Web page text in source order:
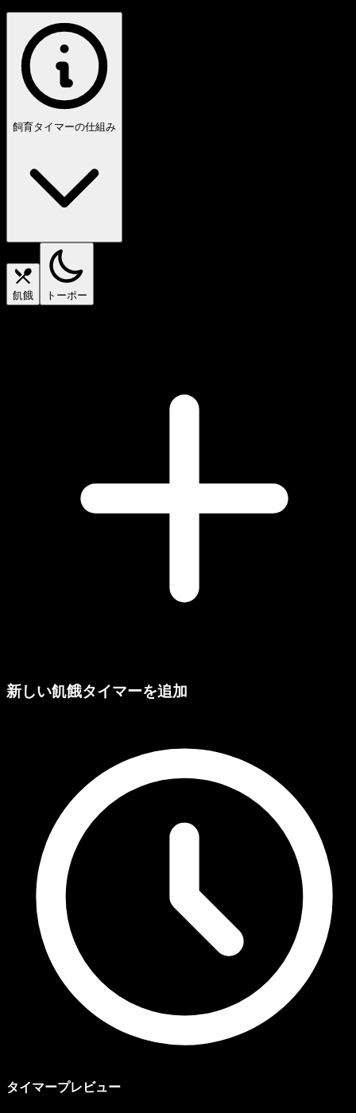
飼育タイマーの仕組み
飢餓 トーポー
新しい飢餓タイマーを追加
タイマープレビュー